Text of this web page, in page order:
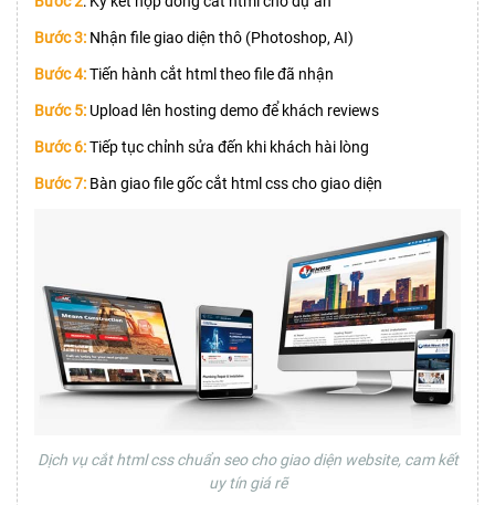
Bước 3: Nhận file giao diện thô (Photoshop, AI)
Bước 4:Tiến hành cắt html theo file đã nhận
Bước 5: Upload lên hosting demo để khách reviews
Bước 6:Tiếp tục chỉnh sửa đến khi khách hài lòng
Bước 7: Bàn giao file gốc cắt html css cho giao diện
Dịch vụ cắt html css chuẩn seo cho giao diện website, cam kết
uy tín giá rẽ